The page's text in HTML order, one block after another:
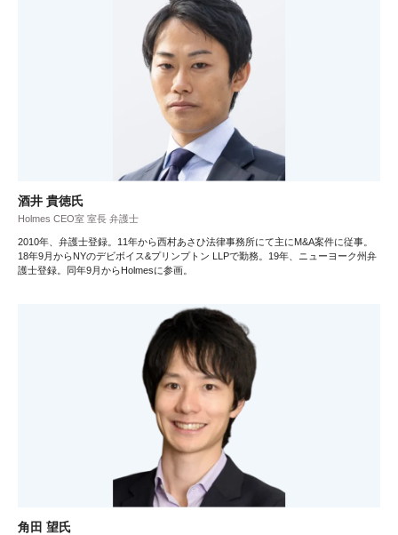
酒井 貴徳氏
Holmes CEO室 室長 弁護士
2010年、弁護士登録。11年から西村あさひ法律事務所にて主にM&A案件に従事。
18年9月からNYのデビボイス&プリンプトン LLPで勤務。19年、ニューヨーク州弁
護士登録。同年9月からHolmesに参画。
角田 望氏